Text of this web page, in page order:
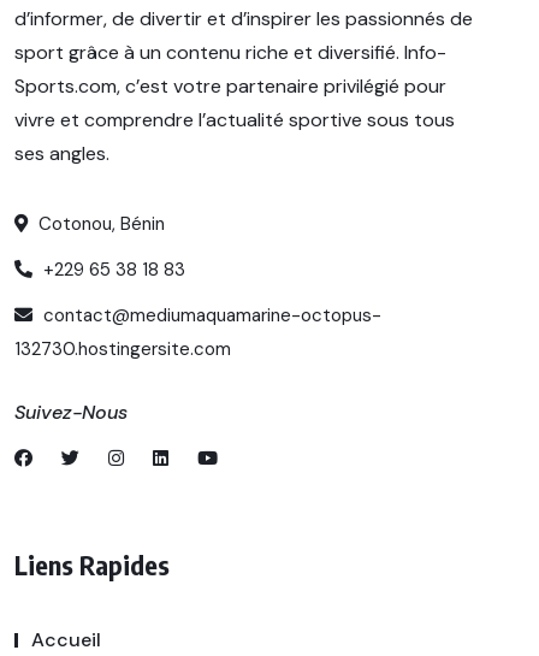
d’informer, de divertir et d’inspirer les passionnés de
sport grâce à un contenu riche et diversifié. Info-
Sports.com, c’est votre partenaire privilégié pour
vivre et comprendre l’actualité sportive sous tous
ses angles.
Cotonou, Bénin
+229 65 38 18 83
contact@mediumaquamarine-octopus-
132730.hostingersite.com
Suivez-Nous
Liens Rapides
Accueil